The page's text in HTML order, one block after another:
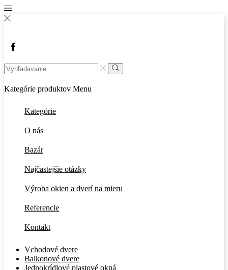
Facebook
Search
input
Vyhľadávanie
Kategórie produktov Menu
Kategórie
O nás
Bazár
Najčastejšie otázky
Výroba okien a dverí na mieru
Referencie
Kontakt
Vchodové dvere
Balkonové dvere
Jednokrídlové plastové okná